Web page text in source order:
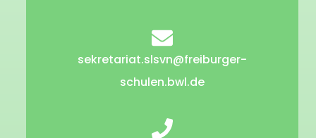
sekretariat.slsvn@freiburger-
schulen.bwl.de